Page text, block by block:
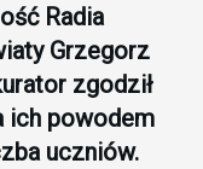
Radia
Grzegorz
zgodził
ich powodem
uczniów.